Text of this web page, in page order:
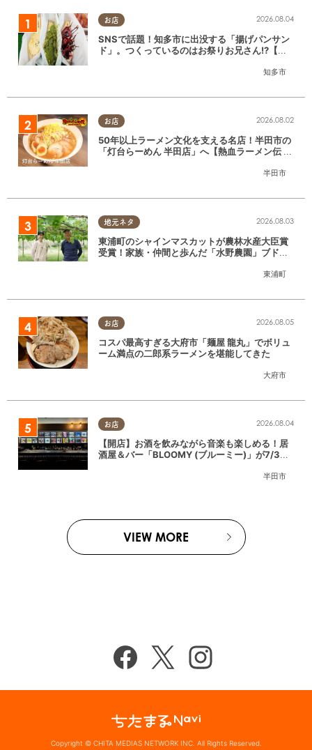
お店
知多市
2026.08.04
SNSで話題！知多市に出没する「揚げパンサン
ド」。つくっているのはお祭りお兄さん!?【ち
お店
半田市
2026.08.02
50年以上ラーメン文化を支える名店！半田市の
「灯台らーめん 半田店」へ【熱血ラーメン伝 8
地元ネタ
東浦町
2026.08.03
東浦町のシャインマスカットが農林水産大臣賞
受賞！家族・仲間と歩んだ「水野農園」ブドウ
お店
大府市
2026.08.05
コスパ最高すぎる大府市「麺屋 龍丸」でボリュ
ーム満点の二郎系ラーメンを堪能してきた
お店
半田市
2026.08.04
【開店】お酒を飲みながら音楽も楽しめる！居
酒屋＆バー「BLOOMY (ブルーミー)」が7/3
VIEW MORE
Copyright © CHITA MEDIAS NETWORK INC. All Rights Reserved.